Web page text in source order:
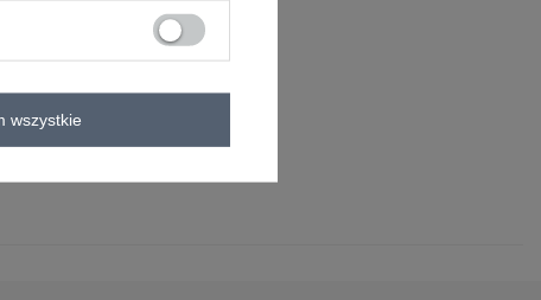
elastan
wszystkie